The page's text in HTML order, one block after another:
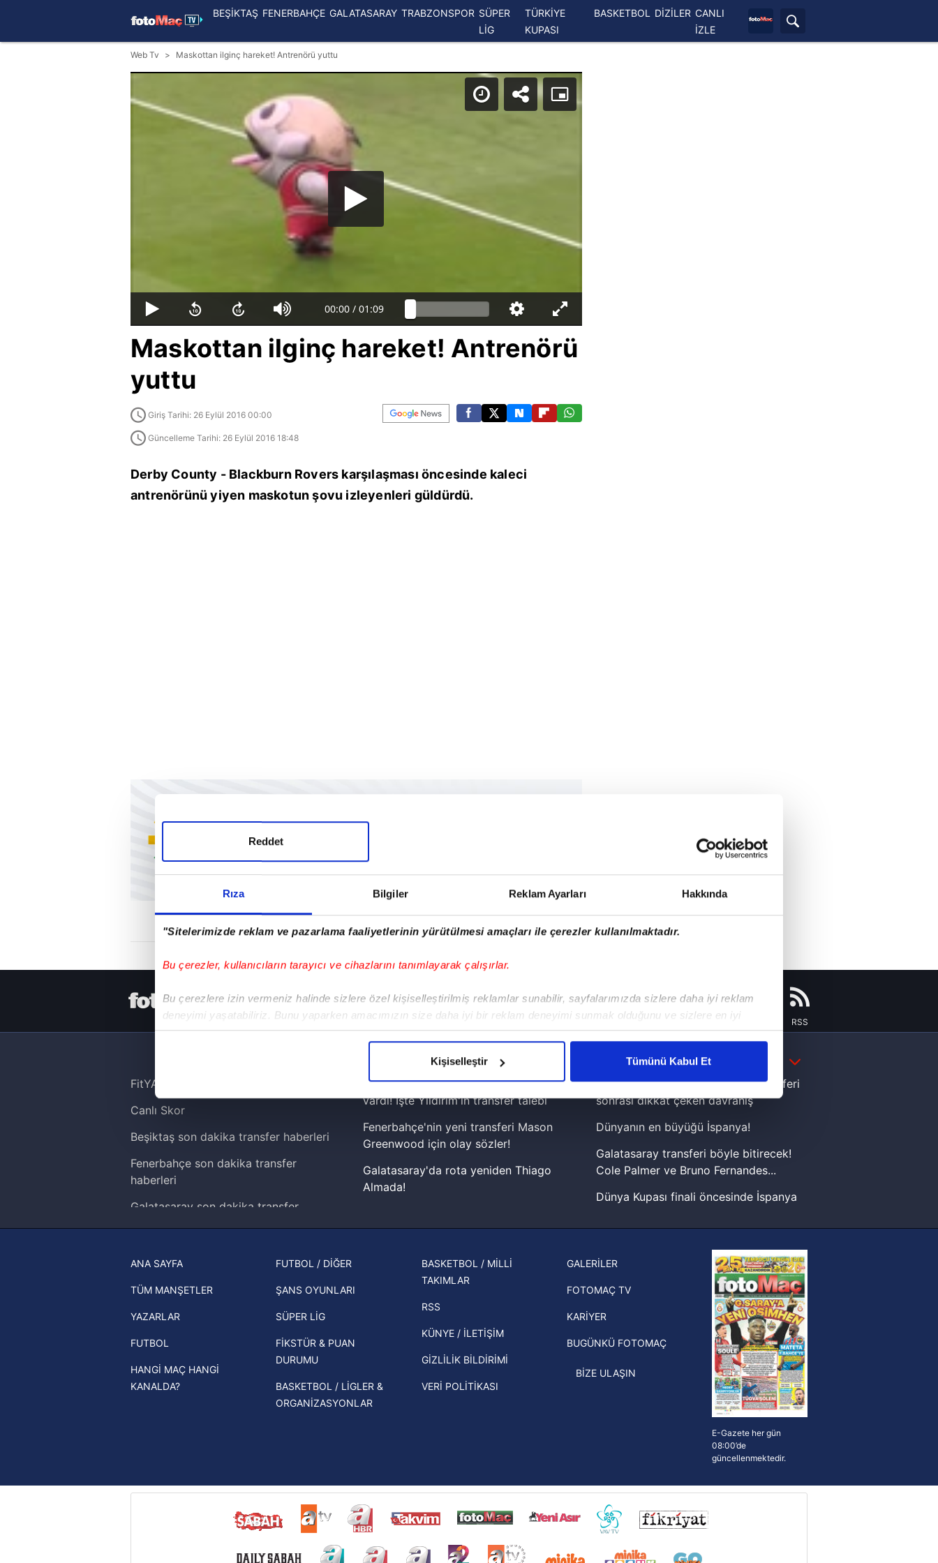
Rıza Bilgiler Reklam Ayarları Hakkında
"Sitelerimizde reklam ve pazarlama faaliyetlerinin yürütülmesi amaçları ile çerezler kullanılmaktadır.
Bu çerezler, kullanıcıların tarayıcı ve cihazlarını tanımlayarak çalışırlar.
Bu çerezlere izin vermeniz halinde sizlere özel kişiselleştirilmiş reklamlar sunabilir, sayfalarımızda sizlere daha iyi reklam
deneyimi yaşatabiliriz. Bunu yaparken amacımızın size daha iyi bir reklam deneyimi sunmak olduğunu ve sizlere en iyi
içerikleri sunabilmek adına elimizden gelen çabayı gösterdiğimizi ve bu noktada, reklamların maliyetlerimizi karşılamak
Her halükârda, kullanıcılar, bu çerezlere izin vermedikleri takdirde, kullanıcılara hedefli reklamlar gösterilmeyecektir."
Sizlere daha iyi bir hizmet sunabilmek için İnternet Sitemizde kendimize ve üçüncü kişilere ait çerezler kullanılmaktadır. Bu
çerezler vasıtasıyla çeşitli kişisel verileriniz işlenmekte olup gerekli olan çerezler bilgi toplumu hizmetlerinin sunulması
amacıyla kullanılmaktadır. Diğer çerezler, sitemizin daha işlevsel kılınması ve kişiselleştirilmesi ve sizlere yönelik
reklam/pazarlama faaliyetlerinin yapılması, amaçlarıyla sınırlı olarak açık rızanız dahilinde kullanılacaktır.
Çerezlere ilişkin tercihlerinizi aşağıda yer alan panel vasıtasıyla belirleyebilirsiniz. Çerezlere ilişkin detaylı bilgi için Ayarlar
6698 sayılı Kişisel Verilerin Korunması Kanunu uyarınca hazırlanmış Aydınlatma Metnimizi okumak ve sitemizde ilgili
mevzuata uygun olarak kullanılan çerezlerle ilgili bilgi almak için lütfentıklayınız
Reddet
Kişiselleştir Tümünü Kabul Et
BEŞİKTAŞ FENERBAHÇE GALATASARAY TRABZONSPOR SÜPER
LİG
TÜRKİYE
KUPASI
BASKETBOL DİZİLER CANLI
İZLE
Web Tv Maskottan ilginç hareket! Antrenörü yuttu
00:00 / 01:09
Maskottan ilginç hareket! Antrenörü
yuttu
Giriş Tarihi: 26 Eylül 2016 00:00
Güncelleme Tarihi: 26 Eylül 2016 18:48
Derby County - Blackburn Rovers karşılaşması öncesinde kaleci
antrenörünü yiyen maskotun şovu izleyenleri güldürdü.
HER YERDE!
RSS
DAHA FAZLA
FitYAŞA
Canlı Skor
Beşiktaş son dakika transfer haberleri
Fenerbahçe son dakika transfer
haberleri
Galatasaray son dakika transfer
haberleri
Trendyol Süper Lig haberleri
Ziraat Türkiye Kupası haberleri
UEFA Şampiyonlar Ligi haberleri
UEFA Avrupa Ligi haberleri
UEFA Konferans Ligi haberleri
Fenerbahçeli yıldız prensipte anlaşmaya
vardı! İşte Yıldırım'ın transfer talebi
Fenerbahçe'nin yeni transferi Mason
Greenwood için olay sözler!
Galatasaray'da rota yeniden Thiago
Almada!
muhtemel rakibi belli oldu! Gornik
İspanya-Arjantin finalinin ardından dış
Beşiktaş'ın UEFA Avrupa Ligi'nde 3. Ön
Eleme Turu muhtemel rakipleri belli
Lamine Yamal'dan Dünya Kupası zaferi
sonrası dikkat çeken davranış
Dünyanın en büyüğü İspanya!
Galatasaray transferi böyle bitirecek!
Cole Palmer ve Bruno Fernandes...
Dünya Kupası finali öncesinde İspanya
şampiyonluk yüzüğü verilecek
Hernan Crespo, Meksika Ligi
ekiplerinden Atlas'ın yeni teknik
direktörü oldu
ANA SAYFA
TÜM MANŞETLER
YAZARLAR
FUTBOL
HANGİ MAÇ HANGİ
KANALDA?
FUTBOL / DİĞER
ŞANS OYUNLARI
SÜPER LİG
FİKSTÜR & PUAN
DURUMU
BASKETBOL / LİGLER &
ORGANİZASYONLAR
BASKETBOL / MİLLİ
TAKIMLAR
RSS
KÜNYE / İLETİŞİM
GİZLİLİK BİLDİRİMİ
VERİ POLİTİKASI
GALERİLER
FOTOMAÇ TV
KARİYER
BUGÜNKÜ FOTOMAÇ
BİZE ULAŞIN
E-Gazete her gün
08:00’de
güncellenmektedir.